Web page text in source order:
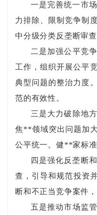
一是完善统一市
力排除、限制竞争制
中分级分类反垄断审
二是加强公平竞
工作，组织开展公平
典型问题的整治力度
范的有效性。
三是大力破除地
焦**领域突出问题加
公平统一。健**家标
四是强化反垄断
查，引导和规范投资
断和不正当竞争案件
五是推动市场监